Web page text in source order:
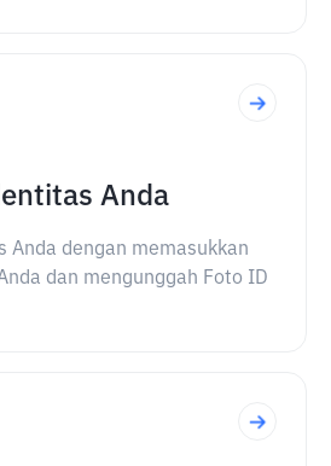
Anda
Anda dengan memasukkan
dan mengunggah Foto ID